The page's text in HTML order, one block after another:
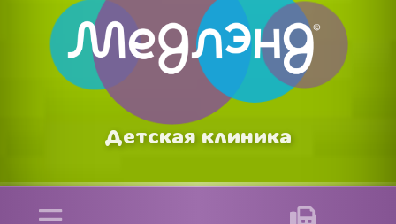
Детская клиника